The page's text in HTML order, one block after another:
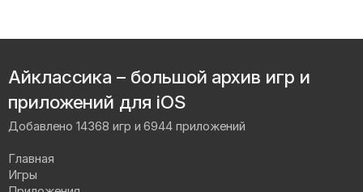
Айклассика – большой архив игр и
приложений для iOS
Добавлено 14368 игр и 6944 приложений
Главная
Игры